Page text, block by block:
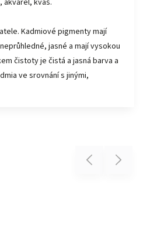
akvarel, kvaš.
Kadmiové pigmenty mají
jasné a mají vysokou
čistoty je čistá a jasná barva a
ve srovnání s jinými,
Previous Next